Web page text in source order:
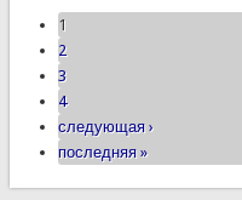
1
2
3
4
следующая ›
последняя »